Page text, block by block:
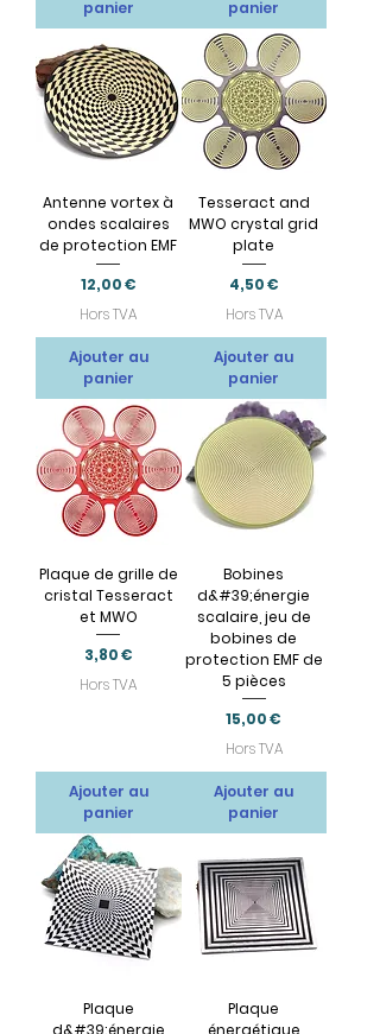
panier panier
Antenne vortex à
ondes scalaires
de protection EMF
Prix
12,00 €
Hors TVA
Ajouter au
panier
Tesseract and
MWO crystal grid
plate
Prix
4,50 €
Hors TVA
Ajouter au
panier
Plaque de grille de
cristal Tesseract
et MWO
Prix
3,80 €
Hors TVA
Ajouter au
panier
Bobines
d&#39;énergie
scalaire, jeu de
bobines de
protection EMF de
5 pièces
Prix
15,00 €
Hors TVA
Ajouter au
panier
Plaque
d&#39;énergie
Plaque
énergétique